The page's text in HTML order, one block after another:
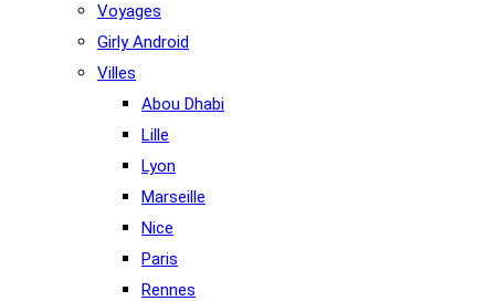
Voyages
Girly Android
Villes
Abou Dhabi
Lille
Lyon
Marseille
Nice
Paris
Rennes